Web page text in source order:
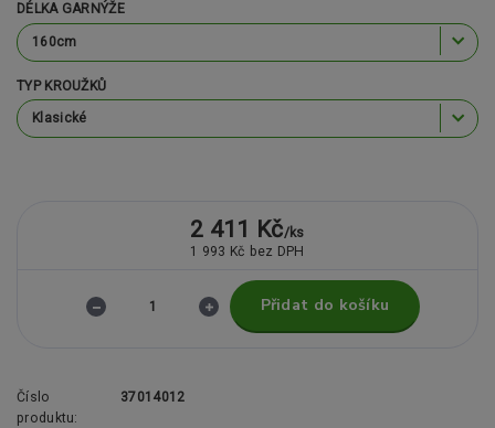
DÉLKA GARNÝŽE
TYP KROUŽKŮ
2 411 Kč/ks
1 993 Kč bez DPH
Přidat do košíku
Číslo
produktu:
37014012